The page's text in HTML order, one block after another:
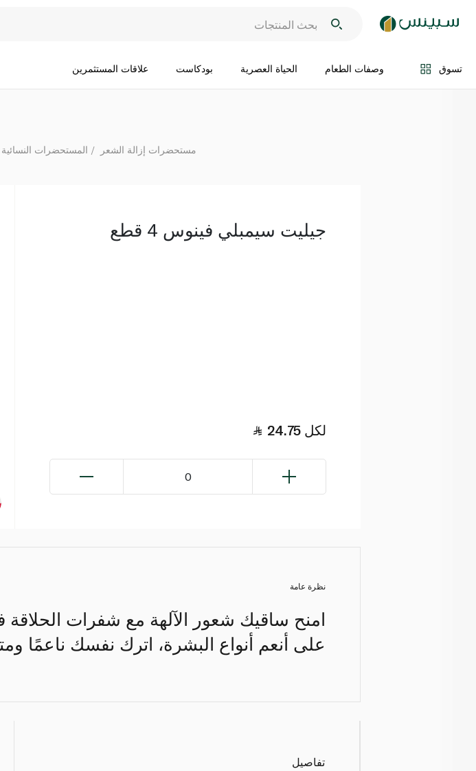
تسوق وصفات الطعام الحياة العصرية بودكاست علاقات المستثمرين
اضف الى السلة
المستحضرات النسائية
مستحضرات إزالة الشعر
جيليت سيمبلي فينوس 4 قطع
24.75 لكل
0
نظرة عامة
امنح ساقيك شعور الآلهة مع شفرات
على أنعم أنواع البشرة، اترك نفسك ناعمًا
تفاصيل